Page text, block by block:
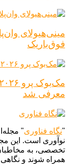
مینی‌هیولای
فوق‌باریک
معرفی شد
"نگاه فناوری"
نوآوری است. این
تخصصی، به
همراه شوند و نگاهی